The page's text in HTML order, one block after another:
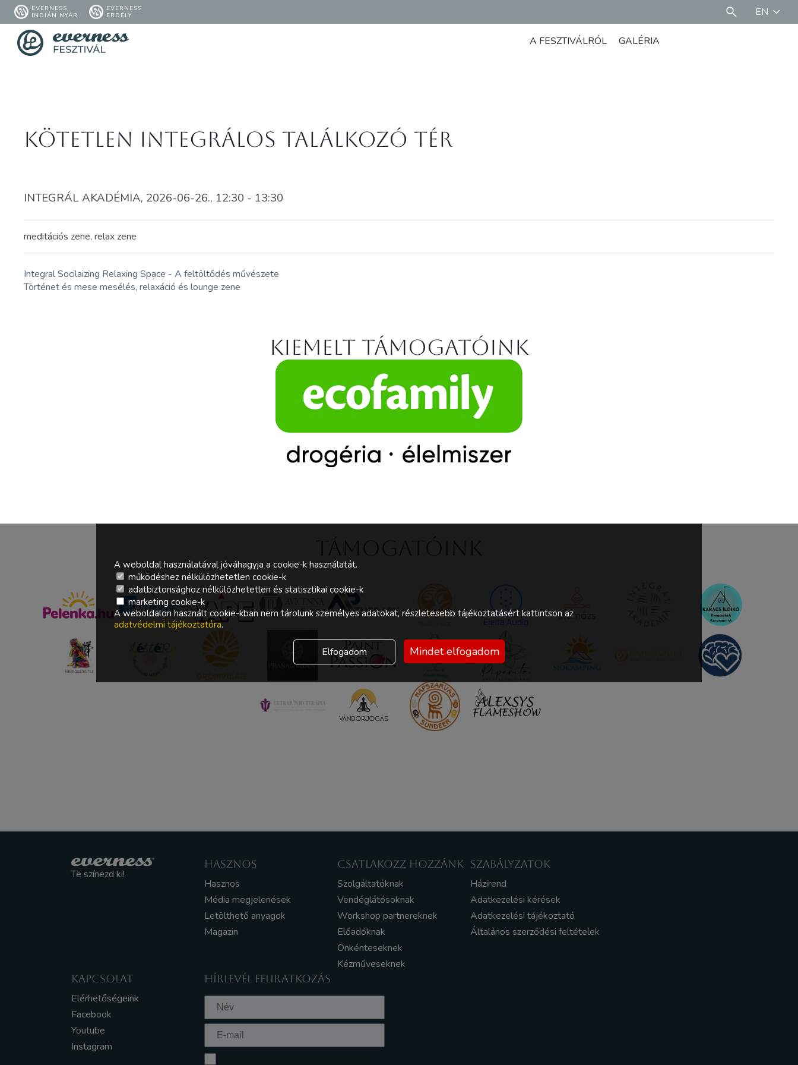
EVERNESS
INDIÁN NYÁR
EVERNESS
ERDÉLY
EN
A FESZTIVÁLRÓL GALÉRIA
Kötetlen integrálos találkozó tér
INTEGRÁL AKADÉMIA, 2026-06-26., 12:30 - 13:30
meditációs zene, relax zene
Integral Socilaizing Relaxing Space - A feltöltődés művészete
Történet és mese mesélés, relaxáció és lounge zene
Kiemelt támogatóink
Te színezd ki!
HASZNOS
Hasznos
Média megjelenések
Letölthető anyagok
Magazin
CSATLAKOZZ HOZZÁNK
Szolgáltatóknak
Vendéglátósoknak
Workshop partnereknek
Előadóknak
Önkénteseknek
Kézműveseknek
SZABÁLYZATOK
Házirend
Adatkezelési kérések
Adatkezelési tájékoztató
Általános szerződési feltételek
KAPCSOLAT
Elérhetőségeink
Facebook
Youtube
Instagram
HÍRLEVÉL FELIRATKOZÁS
A weboldal használatával jóváhagyja a cookie-k használatát.
működéshez nélkülözhetetlen cookie-k
adatbiztonsághoz nélkülözhetetlen és statisztikai cookie-k
marketing cookie-k
A weboldalon használt cookie-kban nem tárolunk személyes adatokat, részletesebb tájékoztatásért kattintson az
adatvédelmi tájékoztatóra.
Elfogadom Mindet elfogadom